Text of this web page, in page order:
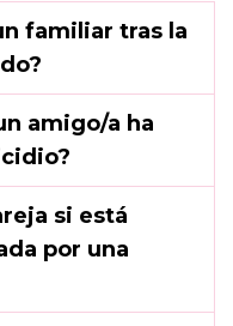
familiar tras la
amigo/a ha
si está
por una